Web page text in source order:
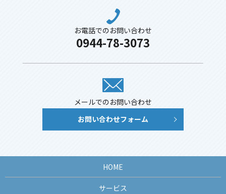
お電話でのお問い合わせ
0944-78-3073
メールでのお問い合わせ
お問い合わせフォーム
HOME
サービス